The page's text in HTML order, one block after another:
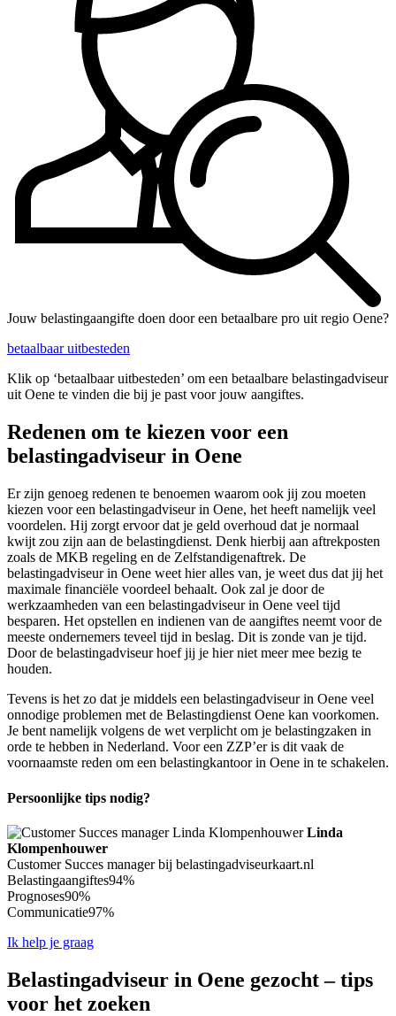
Jouw belastingaangifte doen door een betaalbare pro uit regio Oene?
betaalbaar uitbesteden
Klik op ‘betaalbaar uitbesteden’ om een betaalbare belastingadviseur
uit Oene te vinden die bij je past voor jouw aangiftes.
Redenen om te kiezen voor een
belastingadviseur in Oene
Er zijn genoeg redenen te benoemen waarom ook jij zou moeten
kiezen voor een belastingadviseur in Oene, het heeft namelijk veel
voordelen. Hij zorgt ervoor dat je geld overhoud dat je normaal
kwijt zou zijn aan de belastingdienst. Denk hierbij aan aftrekposten
zoals de MKB regeling en de Zelfstandigenaftrek. De
belastingadviseur in Oene weet hier alles van, je weet dus dat jij het
maximale financiële voordeel behaalt. Ook zal je door de
werkzaamheden van een belastingadviseur in Oene veel tijd
besparen. Het opstellen en indienen van de aangiftes neemt voor de
meeste ondernemers teveel tijd in beslag. Dit is zonde van je tijd.
Door de belastingadviseur hoef jij je hier niet meer mee bezig te
houden.
Tevens is het zo dat je middels een belastingadviseur in Oene veel
onnodige problemen met de Belastingdienst Oene kan voorkomen.
Je bent namelijk volgens de wet verplicht om je belastingzaken in
orde te hebben in Nederland. Voor een ZZP’er is dit vaak de
voornaamste reden om een belastingkantoor in Oene in te schakelen.
Persoonlijke tips nodig?
Linda
Klompenhouwer
Customer Succes manager bij belastingadviseurkaart.nl
Belastingaangiftes94%
Prognoses90%
Communicatie97%
Ik help je graag
Belastingadviseur in Oene gezocht – tips
voor het zoeken